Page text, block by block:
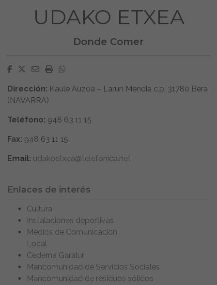
UDAKO ETXEA
Donde Comer
Facebook
Twitter
EmailImprimirWhatsapp
Dirección: Kaule Auzoa – Larun Mendia c.p. 31780 Bera
(NAVARRA)
Teléfono: 948 63 11 15
Fax: 948 63 11 15
Email: udakoetxea@telefonica.net
Enlaces de interés
Cultura
Instalaciones deportivas
Medios de Comunicación
Local
Cederna Garalur
Mancomunidad de Servicios Sociales
Mancomunidad de residuos sólidos